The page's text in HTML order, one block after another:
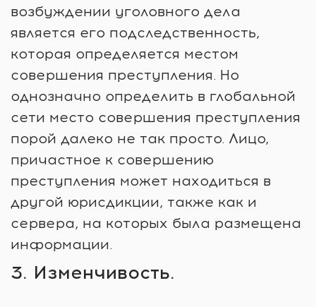
возбуждении уголовного дела
является его подследственность,
которая определяется местом
совершения преступления. Но
однозначно определить в глобальной
сети место совершения преступления
порой далеко не так просто. Лицо,
причастное к совершению
преступления может находиться в
другой юрисдикции, также как и
сервера, на которых была размещена
информации.
3. Изменчивость.